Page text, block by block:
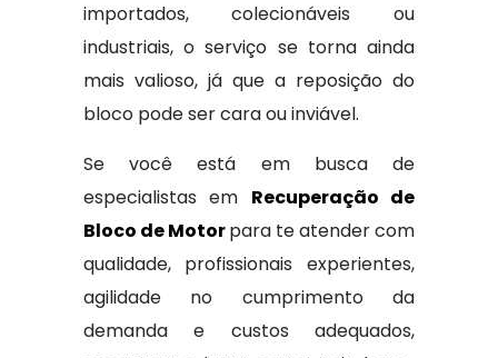
importados, colecionáveis ou
industriais, o serviço se torna ainda
mais valioso, já que a reposição do
bloco pode ser cara ou inviável.
Se você está em busca de
especialistas em Recuperação de
Bloco de Motorpara te atender com
qualidade, profissionais experientes,
agilidade no cumprimento da
demanda e custos adequados,